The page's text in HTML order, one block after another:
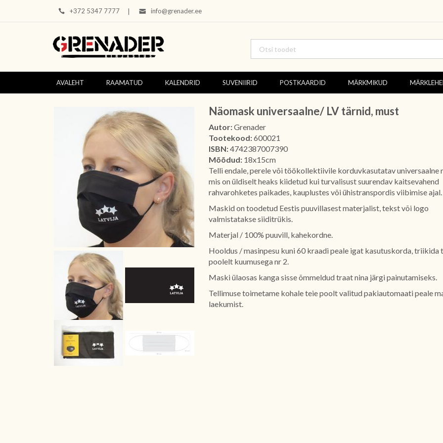
+372 5347 7777 info@grenader.ee
AVALEHT RAAMATUD KALENDRID SUVENIIRID POSTKAARDID MÄRKMIKUD
Näomask universaalne/ LV tärnid, must
Autor:Grenader
Tootekood:600021
ISBN:4742387007390
Mõõdud: 18x15cm
Telli endale, perele või töökollektiivile korduvkasutatav universaalne
mis on üldiselt heaks kiidetud kui turvalisust suurendav kaitsevahend
rahvarohketes paikades, kauplustes või ühistranspordis viibimise ajal.
Maskid on toodetud Eestis puuvillasest materjalist, tekst või logo
valmistatakse siiditrükis.
Materjal / 100% puuvill, kahekordne.
Hooldus / masinpesu kuni 60 kraadi peale igat kasutuskorda, triikida
poolelt kuumusega nr 2.
Maski ülaosas kanga sisse õmmeldud traat nina järgi painutamiseks.
Tellimuse toimetame kohale teie poolt valitud pakiautomaati peale
laekumist.